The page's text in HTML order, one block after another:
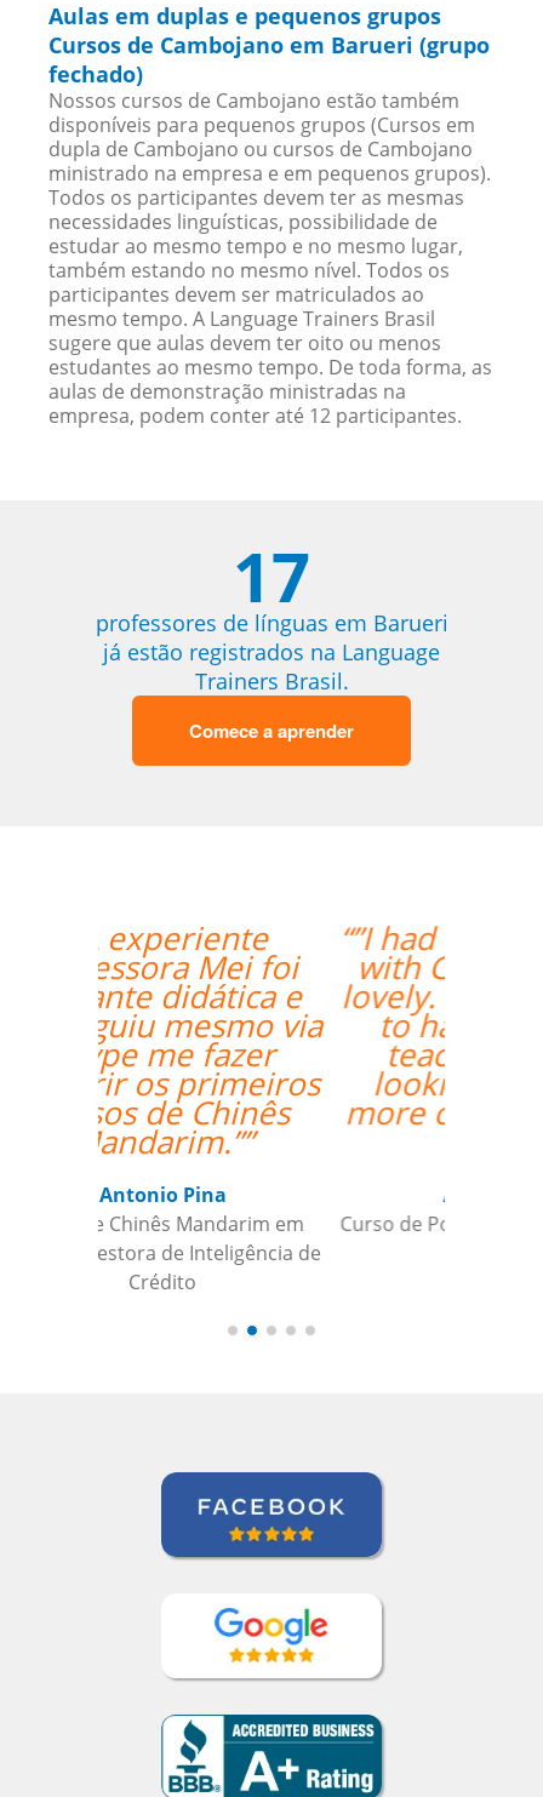
Aulas em duplas e pequenos grupos
Cursos de Cambojano em Barueri (grupo
fechado)
Nossos cursos de Cambojano estão também
disponíveis para pequenos grupos (Cursos em
dupla de Cambojano ou cursos de Cambojano
ministrado na empresa e em pequenos grupos).
Todos os participantes devem ter as mesmas
necessidades linguísticas, possibilidade de
estudar ao mesmo tempo e no mesmo lugar,
também estando no mesmo nível. Todos os
participantes devem ser matriculados ao
mesmo tempo. A Language Trainers Brasil
sugere que aulas devem ter oito ou menos
estudantes ao mesmo tempo. De toda forma, as
aulas de demonstração ministradas na
empresa, podem conter até 12 participantes.
17
professores de línguas em Barueri
já estão registrados na Language
Trainers Brasil.
Comece a aprender
“”I had my second class
with Carol and it was
lovely. I am very happy
to have her as my
teacher and I am
looking forward to
more classes with her.
Ariana Maher
Curso de Português em Florianópolis